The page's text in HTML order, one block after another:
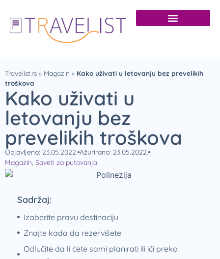
Travelist.rs » Magazin » Kako uživati u letovanju bez prevelikih
troškova
Kako uživati u
letovanju bez
prevelikih troškova
Objavljeno: 23.05.2022. Ažurirano: 23.05.2022.
Magazin, Saveti za putovanja
Sadržaj:
Izaberite pravu destinaciju
Znajte kada da rezervišete
Odlučite da li ćete sami planirati ili ići preko